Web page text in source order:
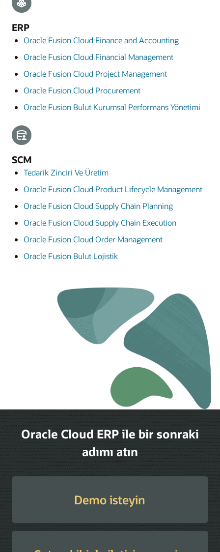
ERP
Oracle Fusion Cloud Finance and Accounting
Oracle Fusion Cloud Financial Management
Oracle Fusion Cloud Project Management
Oracle Fusion Cloud Procurement
Oracle Fusion Bulut Kurumsal Performans Yönetimi
SCM
Tedarik Zinciri Ve Üretim
Oracle Fusion Cloud Product Lifecycle Management
Oracle Fusion Cloud Supply Chain Planning
Oracle Fusion Cloud Supply Chain Execution
Oracle Fusion Cloud Order Management
Oracle Fusion Bulut Lojistik
Oracle Cloud ERP ile bir sonraki
adımı atın
Demo isteyin